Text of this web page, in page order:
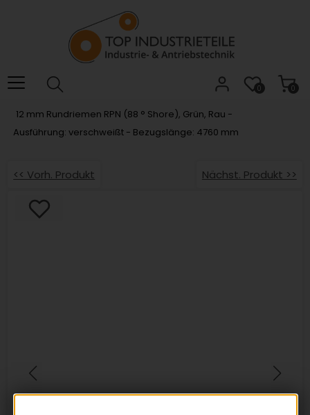
das
Barrierefreiheitsmenü
0
0
12 mm Rundriemen RPN (88 ° Shore), Grün, Rau -
Ausführung: verschweißt - Bezugslänge: 4760 mm
<< Vorh. Produkt Nächst. Produkt >>